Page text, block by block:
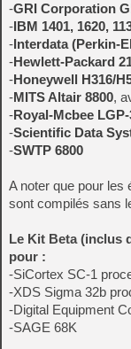
-GRI Corporation
-IBM 1401, 1620,
-Interdata (Perkin-
-Hewlett-Packard
-Honeywell H316/
-MITS Altair 8800,
-Royal-Mcbee
-Scientific Data
-SWTP 6800
A noter que pour les
sont compilés sans
Le Kit Beta (inclus
pour :
-SiCortex SC-1
-XDS Sigma 32b
-Digital Equipment
-SAGE 68K